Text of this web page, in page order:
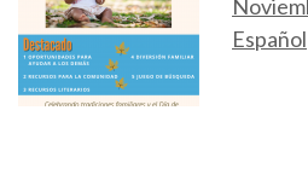
Español